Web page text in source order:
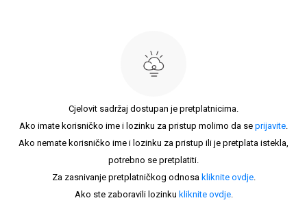
Cjelovit sadržaj dostupan je pretplatnicima.
Ako imate korisničko ime i lozinku za pristup molimo da se prijavite.
Ako nemate korisničko ime i lozinku za pristup ili je pretplata istekla,
potrebno se pretplatiti.
Za zasnivanje pretplatničkog odnosa kliknite ovdje.
Ako ste zaboravili lozinku kliknite ovdje.